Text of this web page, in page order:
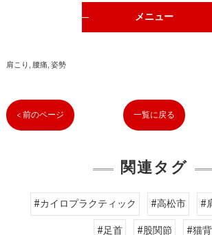
メニュー
肩こり 腰痛 姿勢
< 前のページ 一覧に戻る
関連タグ
#カイロプラクティック #高松市 #
#足首
#股関節 #猫背